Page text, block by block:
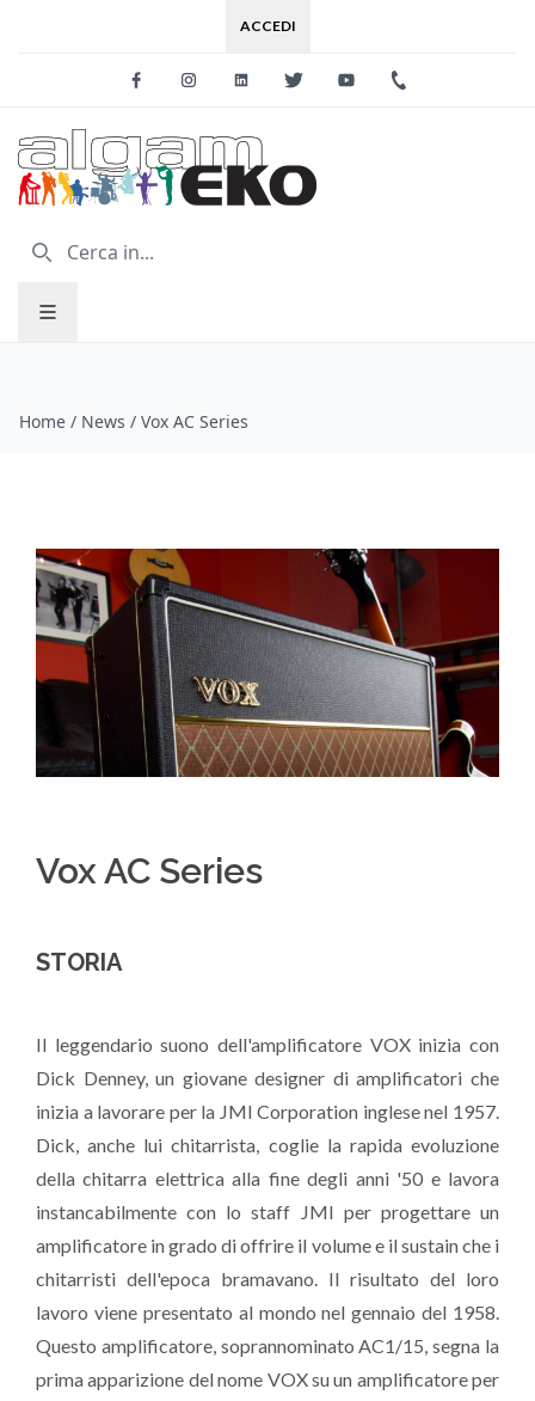
ACCEDI
FacebookInstagramLinkedinTwitter Youtube
Home / News / Vox AC Series
Vox AC Series
STORIA
Il leggendario suono dell'amplificatore VOX inizia con
Dick Denney, un giovane designer di amplificatori che
inizia a lavorare per la JMI Corporation inglese nel 1957.
Dick, anche lui chitarrista, coglie la rapida evoluzione
della chitarra elettrica alla fine degli anni '50 e lavora
instancabilmente con lo staff JMI per progettare un
amplificatore in grado di offrire il volume e il sustain che i
chitarristi dell'epoca bramavano. Il risultato del loro
lavoro viene presentato al mondo nel gennaio del 1958.
Questo amplificatore, soprannominato AC1/15, segna la
prima apparizione del nome VOX su un amplificatore per